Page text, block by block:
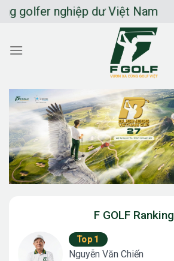
Chuyển
dung
nghiệp dư Việt Nam
F GOLF Ranking
Top 1
Nguyễn Văn Chiến